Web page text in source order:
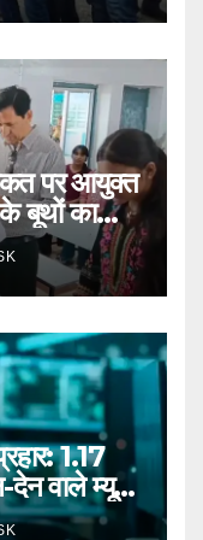
पर आयुक्त
के बूथों का
1.17
वाले म्यूल